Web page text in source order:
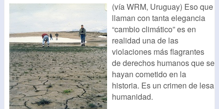
(vía WRM, Uruguay) Eso que
llaman con tanta elegancia
“cambio climático” es en
realidad una de las
violaciones más flagrantes
de derechos humanos que se
hayan cometido en la
historia. Es un crimen de lesa
humanidad.